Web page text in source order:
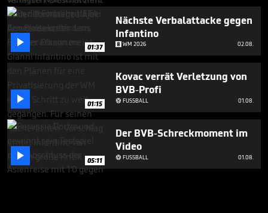
 01:37
Nächste Verbalattacke gegen
Infantino
WM 2026 02.08.
 01:15
Kovac verrät Verletzung von
BVB-Profi
FUSSBALL 01.08.
 05:11
Der BVB-Schreckmoment im
Video
FUSSBALL 01.08.